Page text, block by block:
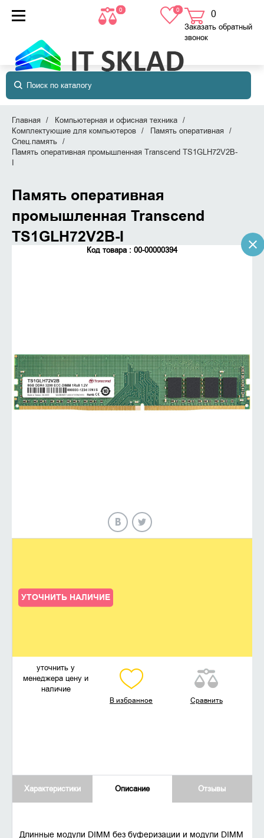
0 0 0
в корзине
Заказать обратный
звонок
Главная
Компьютерная и офисная техника
Комплектующие для компьютеров
Память оперативная
Спец.память
Память оперативная промышленная Transcend TS1GLH72V2B-
I
Память оперативная
промышленная Transcend
TS1GLH72V2B-I
Код товара : 00-00000394
УТОЧНИТЬ НАЛИЧИЕ
уточнить у
менеджера цену и
наличие
В избранное Сравнить
Характеристики Описание Отзывы
Длинные модули DIMM без буферизации и модули DIMM